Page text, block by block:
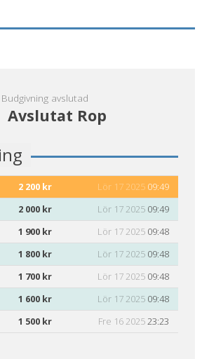
Budgivning avslutad
Avslutat Rop
2 200 kr Lör 17 2025 09:49
2 000 kr Lör 17 2025 09:49
1 900 kr Lör 17 2025 09:48
1 800 kr Lör 17 2025 09:48
1 700 kr Lör 17 2025 09:48
1 600 kr Lör 17 2025 09:48
1 500 kr Fre 16 202523:23